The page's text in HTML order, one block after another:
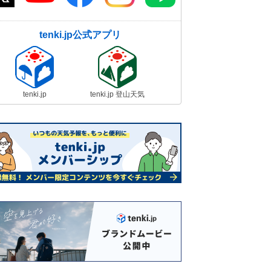
tenki.jp公式アプリ
tenki.jp tenki.jp 登山天気